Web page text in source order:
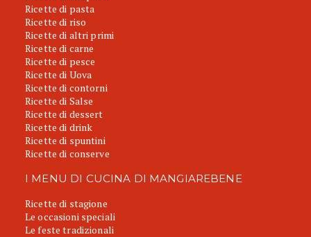
Ricette di pasta
Ricette di riso
Ricette di altri primi
Ricette di carne
Ricette di pesce
Ricette di Uova
Ricette di contorni
Ricette di Salse
Ricette di dessert
Ricette di drink
Ricette di spuntini
Ricette di conserve
I MENU DI CUCINA DI MANGIAREBENE
Ricette di stagione
Le occasioni speciali
Le feste tradizionali